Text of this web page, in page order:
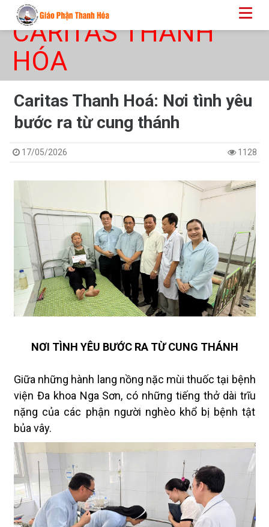
CARITAS THANH
HÓA
Caritas Thanh Hoá: Nơi tình yêu
bước ra từ cung thánh
17/05/2026 1128
NƠI TÌNH YÊU BƯỚC RA TỪ CUNG THÁNH
Giữa những hành lang nồng nặc mùi thuốc tại bệnh
viện Đa khoa Nga Sơn, có những tiếng thở dài trĩu
nặng của các phận người nghèo khổ bị bệnh tật
bủa vây.